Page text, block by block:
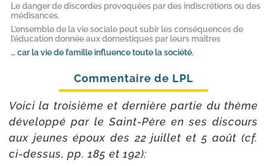
Le danger de discordes provoquées par des indiscrétions ou des
médisances.
L’ensemble de la vie sociale peut subir les conséquences de
l’éducation donnée aux domestiques par leurs maîtres
… car la vie de famille influence toute la société.
Voici la troi­sième et der­nière par­tie du thème
déve­lop­pé par le Saint-​Père en ses dis­cours
aux jeunes époux des 22 juillet et 5 août (cf.
ci-​dessus, pp. 185 et 192):